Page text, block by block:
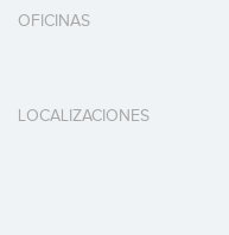
OFICINAS
LOCALIZACIONES